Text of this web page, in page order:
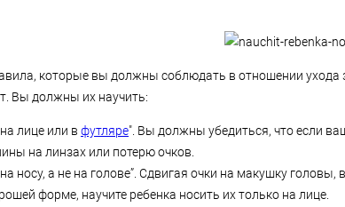
которые вы должны соблюдать в отношении ухода
Вы должны их научить:
лице или в футляре". Вы должны убедиться, что если
на линзах или потерю очков.
носу, а не на голове”. Сдвигая очки на макушку
форме, научите ребенка носить их только на лице.